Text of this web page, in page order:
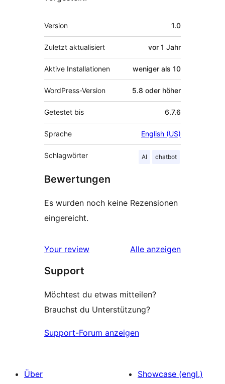
Meta
Version 1.0
Zuletzt aktualisiert vor 1 Jahr
Aktive Installationen weniger als 10
WordPress-Version 5.8 oder höher
Getestet bis 6.7.6
Sprache English (US)
Schlagwörter AI chatbot
Bewertungen
Es wurden noch keine Rezensionen
eingereicht.
Your review Alle Rezensionen
anzeigen
Support
Möchtest du etwas mitteilen?
Brauchst du Unterstützung?
Support-Forum anzeigen
Über
Showcase (engl.)